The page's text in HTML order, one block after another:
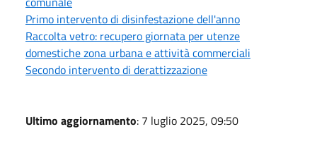
Primo intervento di disinfestazione dell'anno
Raccolta vetro: recupero giornata per utenze
domestiche zona urbana e attività commerciali
Secondo intervento di derattizzazione
Ultimo aggiornamento: 7 luglio 2025, 09:50